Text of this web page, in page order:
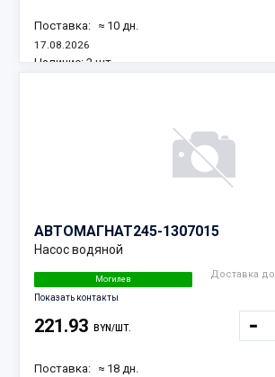
Поставка: ≈ 10 дн.
17.08.2026
Наличие: 2 шт.
АВТОМАГНАТ245-1307015
Насос водяной
Могилев
Показать контакты
Доставка до
221.93 BYN/ШТ.
Поставка: ≈ 18 дн.